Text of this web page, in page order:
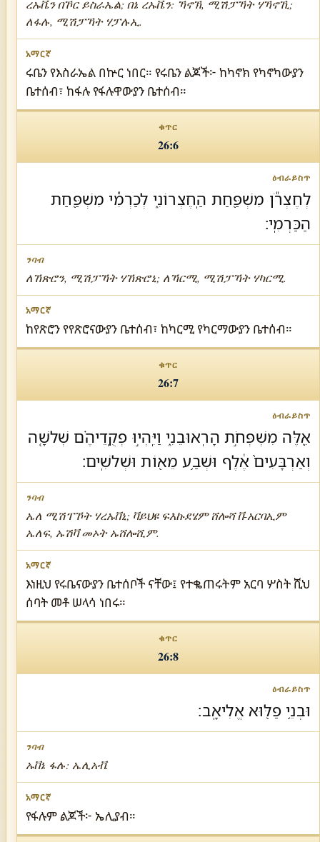
ረኡቬን በኾር ይስራኤል; በኔ ረኡቬን: ኻኖኽ, ሚሽፓኻት ሃኻኖኺ;
ለፋሉ, ሚሽፓኻት ሃፓሉኢ.
ሩቤን የእስራኤል በኵር ነበር። የሩቤን ልጆች፦ ከካኖክ የካኖካውያን
ቤተሰብ፣ ከፋሉ የፋሉዋውያን ቤተሰብ።
26:6
לְחֶצְרֹ֕ן מִשְׁפַּ֖חַת הַֽחֶצְרוֹנִ֑י לְכַרְמִ֕י מִשְׁפַּ֖חַת
הַכַּרְמִֽי׃
ለኸጽሮን, ሚሽፓኻት ሃኸጽሮኒ; ለኻርሚ, ሚሽፓኻት ሃካርሚ.
ከየጽሮን የየጽሮናውያን ቤተሰብ፣ ከካርሚ የካርማውያን ቤተሰብ።
26:7
אֵ֖לֶּה מִשְׁפְּחֹ֣ת הָרֽאוּבֵנִ֑י וַיִּֽהְי֣וּ פְקֻֽדֵיהֶ֗ם שְׁלשָׁ֤ה
וְאַרְבָּעִים֙ אֶ֔לֶף וּשְׁבַ֥ע מֵא֖וֹת וּשְׁלשִֽׁים׃
ኤለ ሚሽፐኾት ሃረኡቨኒ; ቫይህዩ ፍእኩደሄም ሸሎሻ ቨ-አርባኢም
ኤለፍ, ኡሽቫ መኦት ኡሸሎሺም.
እነዚህ የሩቤናውያን ቤተሰቦች ናቸው፤ የተቈጠሩትም አርባ ሦስት ሺህ
ሰባት መቶ ሠላሳ ነበሩ።
26:8
וּבְנֵ֥י פַלּ֖וּא אֱלִיאָֽב׃
ኡቨኔ ፋሉ: ኤሊአቭ.
የፋሉም ልጆች፦ ኤሊያብ።